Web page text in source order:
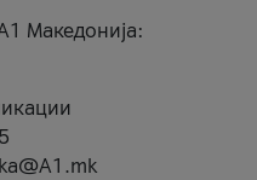
Македонија: